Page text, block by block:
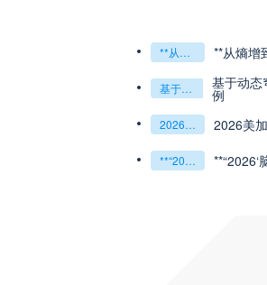
**从熵增到自组织：2026世界杯小组赛战术系统的演化密码** **从熵增
基于动态穹顶系统的赛前激活期自适应调控方案——以温哥华BC Place为案例 基于动
例
2026美加墨世界杯失物寻回全攻略（16城通兑版） 2026美
**“2026‘脑机赛场’：北美世界杯的神经架构与生态裂变”**